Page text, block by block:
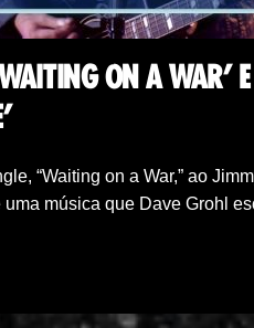
ON A WAR’
“Waiting on a War,” ao
música que Dave Grohl